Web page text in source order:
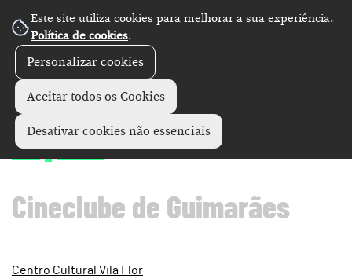
Este site utiliza cookies para melhorar a sua experiência.
Política de cookies.
Personalizar cookies
Aceitar todos os Cookies
Desativar cookies não essenciais
Cinema +
Alpha
Cineclube de Guimarães
Centro Cultural Vila Flor